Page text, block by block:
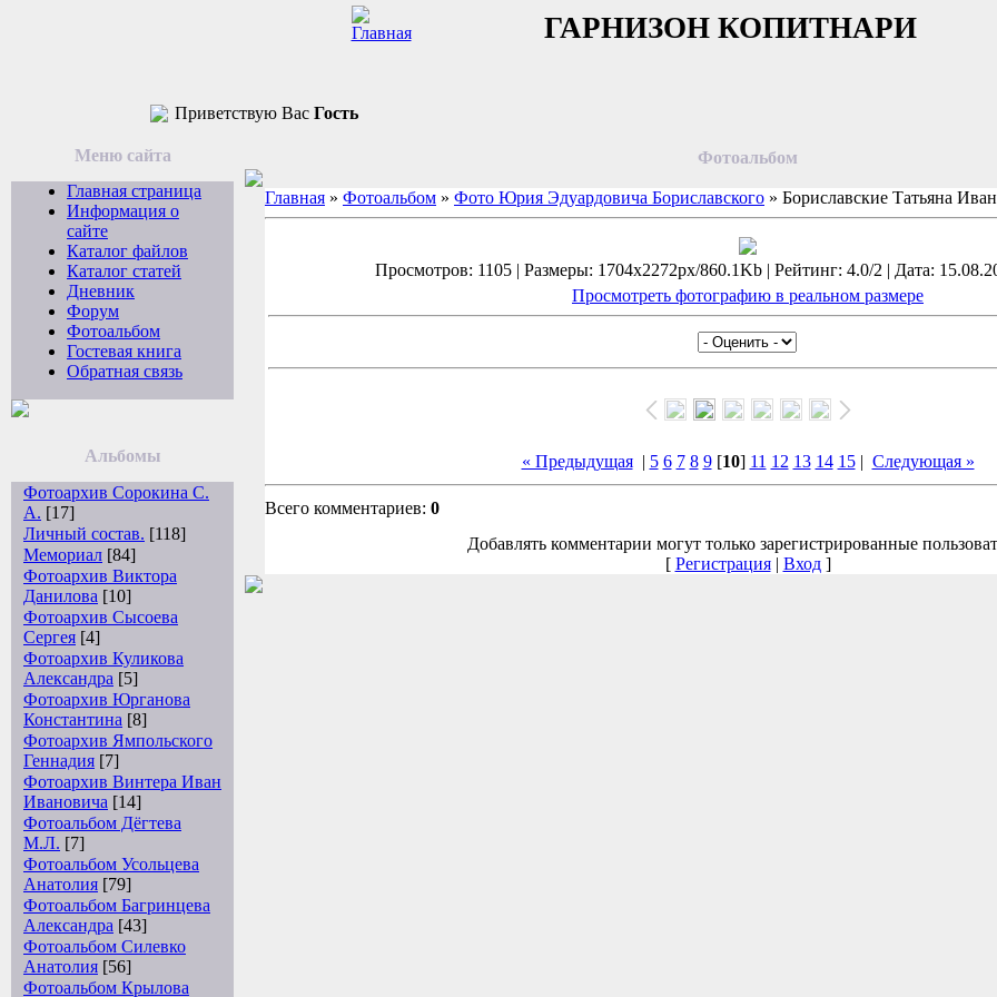
ГАРНИЗОН КОПИТНАРИ
Приветствую Вас Гость
Меню сайта
Главная страница
Информация о
сайте
Каталог файлов
Каталог статей
Дневник
Форум
Фотоальбом
Гостевая книга
Обратная связь
Альбомы
Фотоархив Сорокина С.
А. [17]
Личный состав. [118]
Мемориал [84]
Фотоархив Виктора
Данилова [10]
Фотоархив Сысоева
Сергея [4]
Фотоархив Куликова
Александра [5]
Фотоархив Юрганова
Константина [8]
Фотоархив Ямпольского
Геннадия [7]
Фотоархив Винтера Иван
Ивановича [14]
Фотоальбом Дёгтева
М.Л. [7]
Фотоальбом Усольцева
Анатолия [79]
Фотоальбом Багринцева
Александра [43]
Фотоальбом Силевко
Анатолия [56]
Фотоальбом Крылова
Фотоальбом
Главная » Фотоальбом » Фото Юрия Эдуардовича Бориславского » Бориславские Татьяна
Просмотров: 1105 | Размеры: 1704x2272px/860.1Kb | Рейтинг: 4.0/2 | Дата:
Просмотреть фотографию в реальном размере
« Предыдущая| 5 6 7 8 9[10] 11 12 13 14 15| Следующая »
Всего комментариев: 0
Добавлять комментарии могут только зарегистрированные
[ Регистрация| Вход]